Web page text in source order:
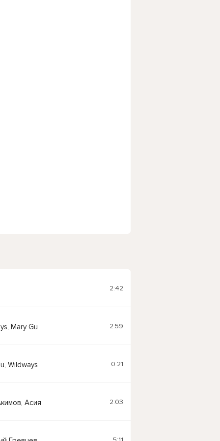
2:42
Mary Gu 2:59
Wildways 0:21
Асия 2:03